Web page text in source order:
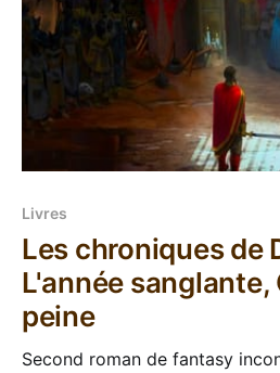
Livres
Les chroniques de
L'année sanglante,
peine
Second roman de fantasy